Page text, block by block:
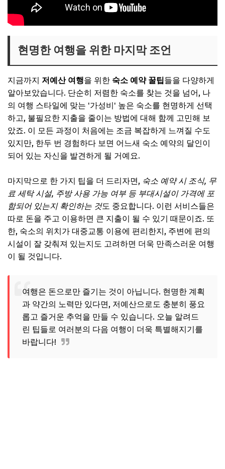
현명한 여행을 위한 마지막 조언
지금까지 저예산 여행을 위한 숙소 예약 꿀팁들을 다양하게
알아보았습니다. 단순히 저렴한 숙소를 찾는 것을 넘어, 나
의 여행 스타일에 맞는 '가성비' 높은 숙소를 현명하게 선택
하고, 불필요한 지출을 줄이는 방법에 대해 함께 고민해 보
았죠. 이 모든 과정이 처음에는 조금 복잡하게 느껴질 수도
있지만, 한두 번 경험하다 보면 어느새 숙소 예약의 달인이
되어 있는 자신을 발견하게 될 거예요.
마지막으로 한 가지 팁을 더 드리자면, 숙소 예약 시 조식, 무
료 세탁 시설, 주방 사용 가능 여부 등 부대시설이 가격에 포
함되어 있는지 확인하는 것도 중요합니다. 이런 서비스들은
따로 돈을 주고 이용하면 큰 지출이 될 수 있기 때문이죠. 또
한, 숙소의 위치가 대중교통 이용에 편리한지, 주변에 편의
시설이 잘 갖춰져 있는지도 고려하면 더욱 만족스러운 여행
이 될 것입니다.
여행은 돈으로만 즐기는 것이 아닙니다. 현명한 계획
과 약간의 노력만 있다면, 저예산으로도 충분히 풍요
롭고 즐거운 추억을 만들 수 있습니다. 오늘 알려드
린 팁들로 여러분의 다음 여행이 더욱 특별해지기를
바랍니다!